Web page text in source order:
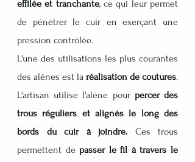
effilée et tranchante, ce qui leur permet
de pénétrer le cuir en exerçant une
pression contrôlée.
L'une des utilisations les plus courantes
des alênes est la réalisation de coutures.
L'artisan utilise l'alêne pour percer des
trous réguliers et alignés le long des
bords du cuir à joindre. Ces trous
permettent de passer le fil à travers le